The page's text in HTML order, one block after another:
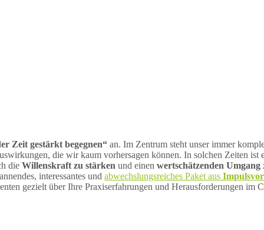
Zeit gestärkt begegnen“ an. Im Zentrum steht unser immer
die wir kaum vorhersagen können. In solchen Zeiten ist
die Willenskraft zu stärken und einen wertschätzenden Umgang
interessantes und abwechslungsreiches Paket aus
gezielt über Ihre Praxiserfahrungen und Herausforderungen im